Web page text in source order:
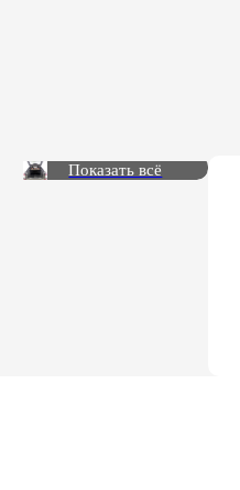
Показать всё